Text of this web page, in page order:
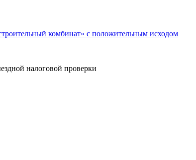
комбинат» с положительным исходом
налоговой проверки